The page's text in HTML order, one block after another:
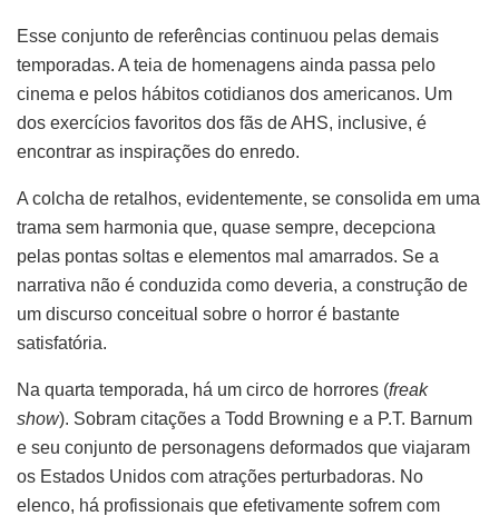
Esse conjunto de referências continuou pelas demais
temporadas. A teia de homenagens ainda passa pelo
cinema e pelos hábitos cotidianos dos americanos. Um
dos exercícios favoritos dos fãs de AHS, inclusive, é
encontrar as inspirações do enredo.
A colcha de retalhos, evidentemente, se consolida em uma
trama sem harmonia que, quase sempre, decepciona
pelas pontas soltas e elementos mal amarrados. Se a
narrativa não é conduzida como deveria, a construção de
um discurso conceitual sobre o horror é bastante
satisfatória.
Na quarta temporada, há um circo de horrores (freak
show). Sobram citações a Todd Browning e a P.T. Barnum
e seu conjunto de personagens deformados que viajaram
os Estados Unidos com atrações perturbadoras. No
elenco, há profissionais que efetivamente sofrem com